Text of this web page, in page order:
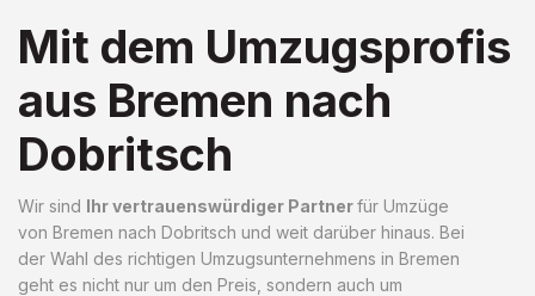
Mit dem Umzugsprofis
aus Bremen nach
Dobritsch
Wir sind Ihr vertrauenswürdiger Partnerfür Umzüge
von Bremen nach Dobritsch und weit darüber hinaus. Bei
der Wahl des richtigen Umzugsunternehmens in Bremen
geht es nicht nur um den Preis, sondern auch um